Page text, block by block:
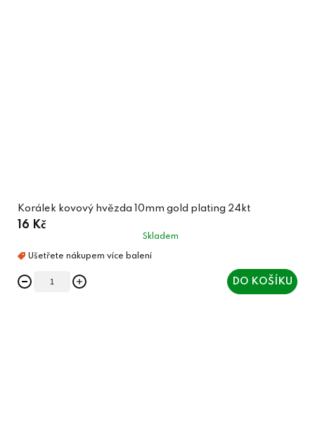
Korálek kovový hvězda 10mm gold plating 24kt
16 Kč
Skladem
DO KOŠÍKU